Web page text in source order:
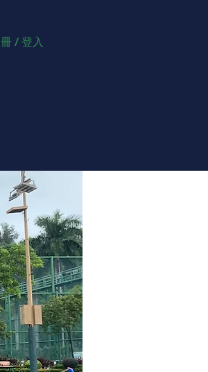
/ 登入